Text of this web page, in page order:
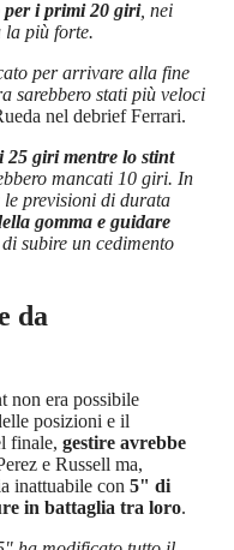
per i primi 20 giri, nei
la più forte.
per arrivare alla fine
sarebbero stati più veloci
nel debrief Ferrari.
25 giri mentre lo stint
mancati 10 giri. In
previsioni di durata
gomma e guidare
subire un cedimento
da
non era possibile
posizioni e il
finale, gestire avrebbe
e Russell ma,
inattuabile con 5" di
in battaglia tra loro.